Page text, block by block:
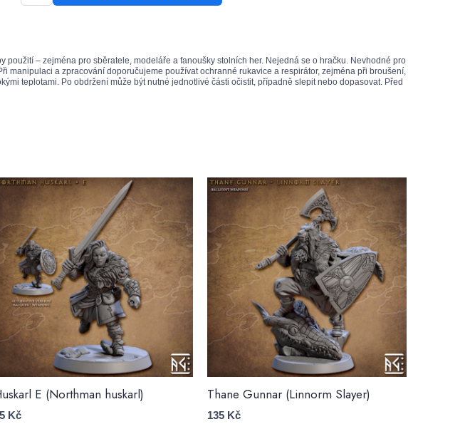
– zejména pro sběratele, modeláře a fanoušky stolních her. Nejedná se o hračku. Nevhodné pro
a zpracování doporučujeme používat ochranné rukavice a respirátor, zejména při broušení,
teplotami. Po obdržení může být nutné jednotlivé části očistit, případně slepit nebo dopasovat. Před
E (Northman huskarl)
Kč
Thane Gunnar (Linnorm Slayer)
135 Kč